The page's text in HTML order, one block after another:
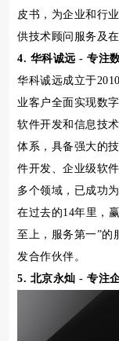
皮书，为企业和行
供技术顾问服务及
4. 华科诚远 - 专注
华科诚远成立于
业客户全面实现数
软件开发和信息技
体系，具备强大的
件开发、企业级软
多个领域，已成功
在过去的14年里，
至上，服务第一”的
发合作伙伴。
5. 北京永灿 - 专注